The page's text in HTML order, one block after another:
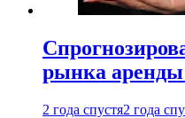
рынка аренды
2 года спустя2 года